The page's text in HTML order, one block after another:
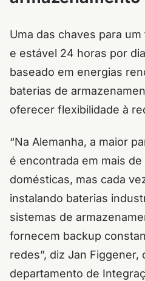
Uma das chaves para
e estável 24 horas por
baseado em energias
baterias de
oferecer flexibilidade à
“Na Alemanha, a maior
é encontrada em mais
domésticas, mas cada
instalando baterias
sistemas de
fornecem backup
redes”, diz Jan Figgener,
departamento de